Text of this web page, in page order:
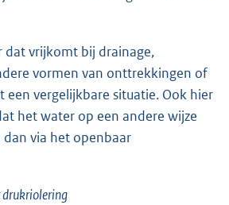
dat vrijkomt bij drainage,
vormen van onttrekkingen of
een vergelijkbare situatie. Ook hier
het water op een andere wijze
via het openbaar